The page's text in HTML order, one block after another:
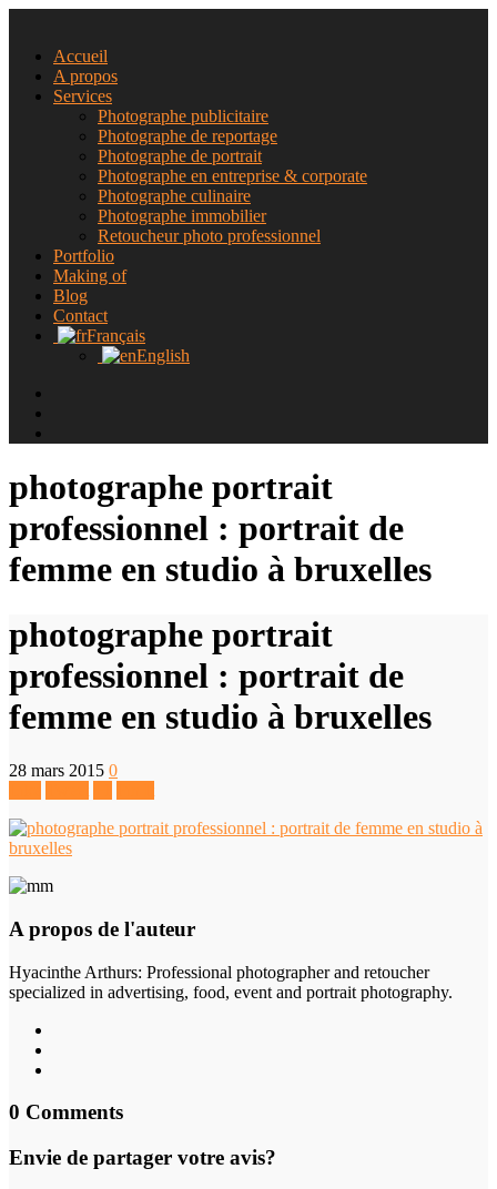
Accueil
A propos
Services
Photographe publicitaire
Photographe de reportage
Photographe de portrait
Photographe en entreprise & corporate
Photographe culinaire
Photographe immobilier
Retoucheur photo professionnel
Portfolio
Making of
Blog
Contact
Français
English
photographe portrait
professionnel : portrait de
femme en studio à bruxelles
photographe portrait
professionnel : portrait de
femme en studio à bruxelles
28 mars 2015 0
A propos de l'auteur
Hyacinthe Arthurs: Professional photographer and retoucher
specialized in advertising, food, event and portrait photography.
0 Comments
Envie de partager votre avis?